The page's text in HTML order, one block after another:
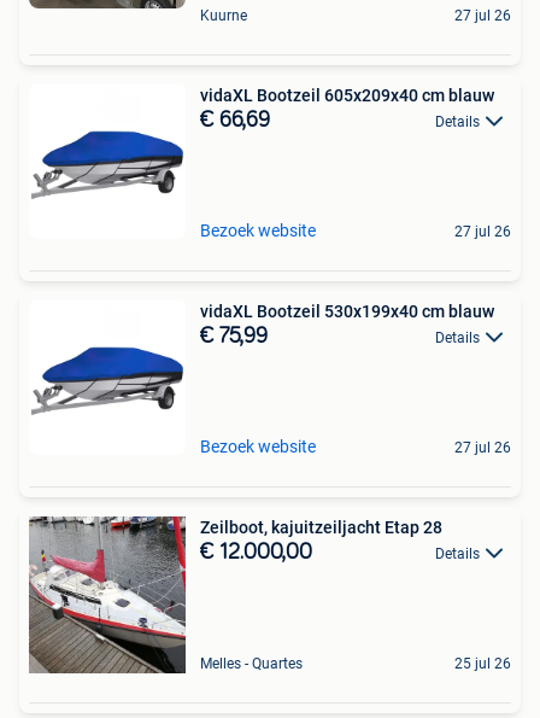
Kuurne 27 jul 26
vidaXL Bootzeil 605x209x40 cm blauw
€ 66,69 Details
Bezoek website 27 jul 26
vidaXL Bootzeil 530x199x40 cm blauw
€ 75,99 Details
Bezoek website 27 jul 26
Zeilboot, kajuitzeiljacht Etap 28
€ 12.000,00 Details
Melles - Quartes 25 jul 26